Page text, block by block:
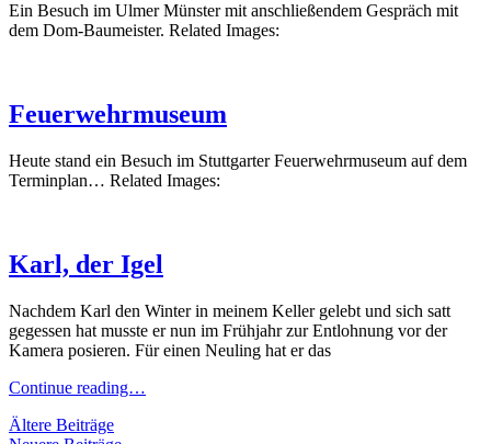
Ein Besuch im Ulmer Münster mit anschließendem Gespräch mit
dem Dom-Baumeister. Related Images:
Feuerwehrmuseum
Heute stand ein Besuch im Stuttgarter Feuerwehrmuseum auf dem
Terminplan… Related Images:
Karl, der Igel
Nachdem Karl den Winter in meinem Keller gelebt und sich satt
gegessen hat musste er nun im Frühjahr zur Entlohnung vor der
Kamera posieren. Für einen Neuling hat er das
Continue reading…
Beitragsnavigation
Ältere Beiträge